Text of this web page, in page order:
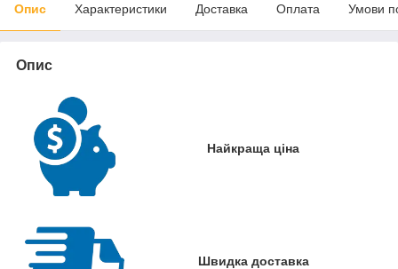
Опис Характеристики Доставка Оплата Умови
Опис
Найкраща ціна
Швидка доставка